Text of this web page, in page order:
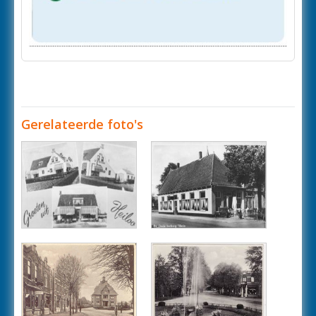
Gerelateerde foto's